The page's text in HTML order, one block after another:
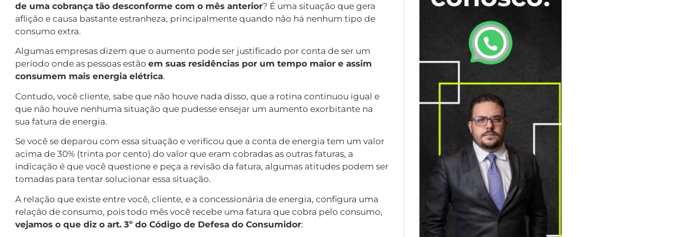
de uma cobrança tão desconforme com o mês anterior? É uma situação que gera
aflição e causa bastante estranheza, principalmente quando não há nenhum tipo de
consumo extra.
Algumas empresas dizem que o aumento pode ser justificado por conta de ser um
período onde as pessoas estão em suas residências por um tempo maior e assim
consumem mais energia elétrica.
Contudo, você cliente, sabe que não houve nada disso, que a rotina continuou igual e
que não houve nenhuma situação que pudesse ensejar um aumento exorbitante na
sua fatura de energia.
Se você se deparou com essa situação e verificou que a conta de energia tem um valor
acima de 30% (trinta por cento) do valor que eram cobradas as outras faturas, a
indicação é que você questione e peça a revisão da fatura, algumas atitudes podem ser
tomadas para tentar solucionar essa situação.
A relação que existe entre você, cliente, e a concessionária de energia, configura uma
relação de consumo, pois todo mês você recebe uma fatura que cobra pelo consumo,
vejamos o que diz o art. 3º do Código de Defesa do Consumidor: